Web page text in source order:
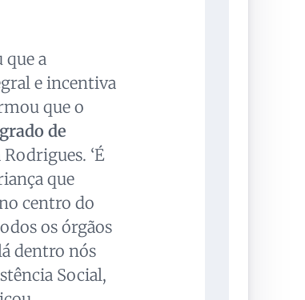
que a
e incentiva
que o
de
‘É
que
centro do
os órgãos
dentro nós
Social,